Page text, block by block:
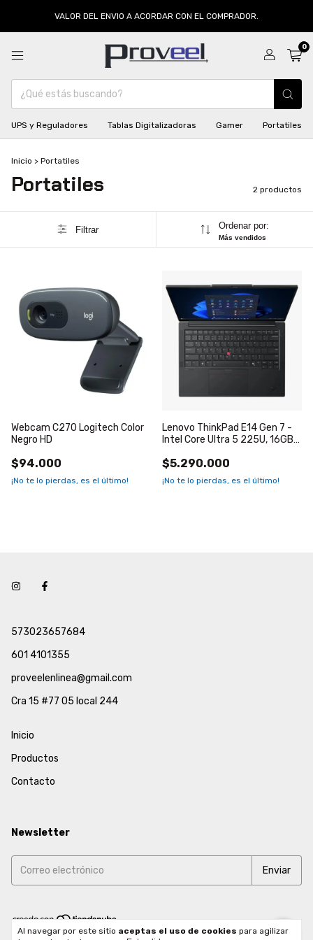
VALOR DEL ENVIO A ACORDAR CON EL COMPRADOR.
0
UPS y Reguladores Tablas Digitalizadoras Gamer Portatiles
Al navegar por este sitio aceptas el uso de cookies para agilizar
Inicio > Portatiles
Portatiles 2 productos
Filtrar Ordenar por:
Más vendidos
Webcam C270 Logitech Color
Negro HD
$94.000
¡No te lo pierdas, es el último!
Lenovo ThinkPad E14 Gen 7 -
Intel Core Ultra 5 225U, 16GB
IPS
$5.290.000
¡No te lo pierdas, es el último!
573023657684
601 4101355
proveelenlinea@gmail.com
Cra 15 #77 05 local 244
Inicio
Productos
Contacto
Newsletter
Copyright Proveel - 2026. Todos los derechos reservados.